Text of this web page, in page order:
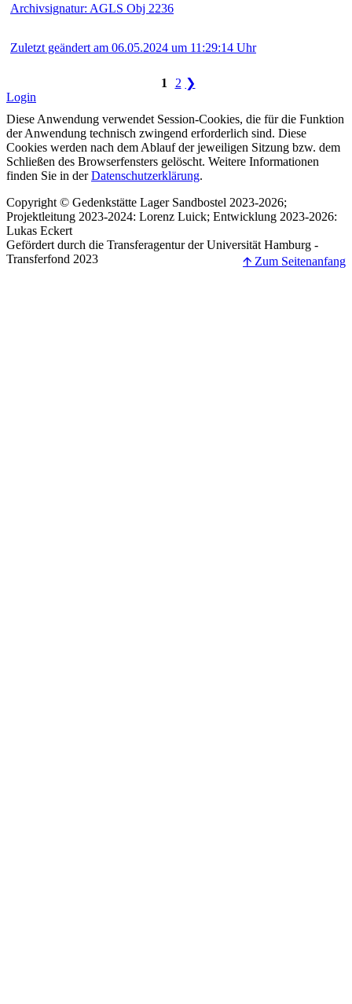
Archivsignatur: AGLS Obj 2236
Zuletzt geändert am 06.05.2024 um 11:29:14 Uhr
1 2 ❯
Login
Diese Anwendung verwendet Session-Cookies, die für die Funktion
der Anwendung technisch zwingend erforderlich sind. Diese
Cookies werden nach dem Ablauf der jeweiligen Sitzung bzw. dem
Schließen des Browserfensters gelöscht. Weitere Informationen
finden Sie in derDatenschutzerklärung.
Copyright © Gedenkstätte Lager Sandbostel 2023-2026;
Projektleitung 2023-2024: Lorenz Luick; Entwicklung 2023-2026:
Lukas Eckert
Gefördert durch die Transferagentur der Universität Hamburg -
Transferfond 2023
🡩 Zum Seitenanfang